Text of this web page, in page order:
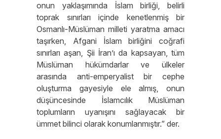
onun yaklaşımında İslam birliği, belirli
toprak sınırları içinde kenetlenmiş bir
Osmanlı-Müslüman milleti yaratma amacı
taşırken, Afgani İslam birliğini coğrafi
sınırları aşan, Şii İran’ı da kapsayan, tüm
Müslüman hükümdarlar ve ülkeler
arasında anti-emperyalist bir cephe
oluşturma gayesiyle ele almış, onun
düşüncesinde İslamcılık Müslüman
toplumların uyanışını sağlayacak bir
ümmet bilinci olarak konumlanmıştır.” der.